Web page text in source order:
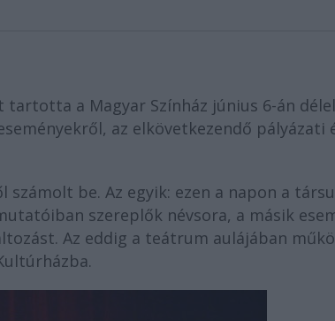
a Magyar Színház június 6-án
az elkövetkezendő pályázati
számolt be. Az egyik: ezen a napon a
szereplők névsora, a másik
Az eddig a teátrum aulájában